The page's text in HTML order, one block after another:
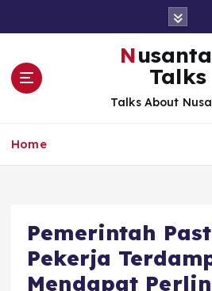
Nusantara
Talks
Talks About
Home
Pemerintah
Pekerja
Mendapat